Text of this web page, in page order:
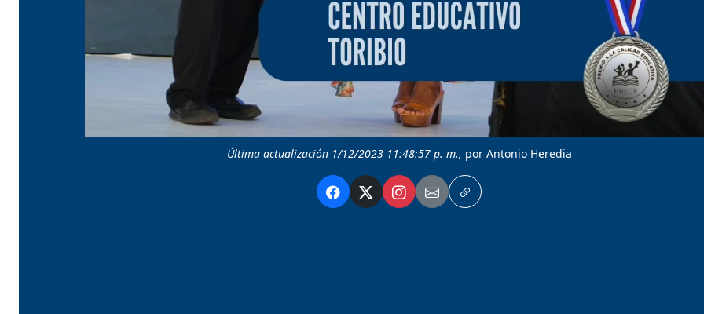
Última actualización 1/12/2023 11:48:57 p. m., por Antonio Heredia